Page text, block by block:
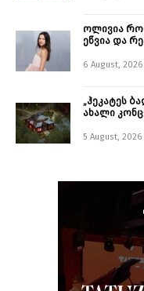
ოლივია
ეწვია და
6 August, 2026
„ჰეკატეს
ახალი
5 August, 2026